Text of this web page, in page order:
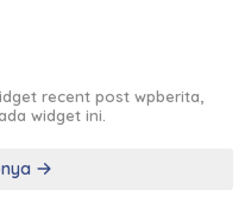
recent post wpberita,
widget ini.